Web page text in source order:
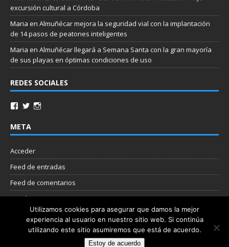
excursión cultural a Córdoba
Maria en Almuñécar mejora la seguridad vial con la implantación
de 14 pasos de peatones inteligentes
Maria en Almuñécar llegará a Semana Santa con la gran mayoría
de sus playas en óptimas condiciones de uso
REDES SOCIALES
META
Acceder
Feed de entradas
Feed de comentarios
WordPress.org
Nube de etiquetas
Utilizamos cookies para asegurar que damos la mejor
experiencia al usuario en nuestro sitio web. Si continúa
utilizando este sitio asumiremos que está de acuerdo.
Estoy de acuerdo